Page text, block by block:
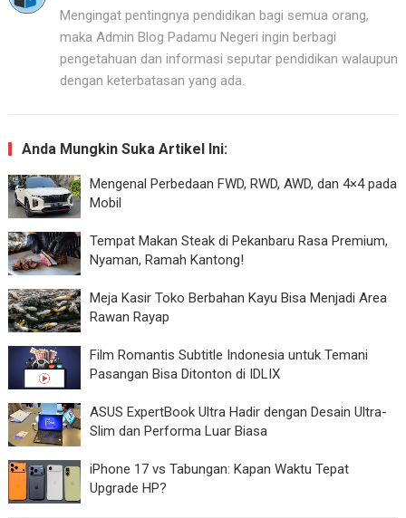
Mengingat pentingnya pendidikan bagi semua orang,
maka Admin Blog Padamu Negeri ingin berbagi
pengetahuan dan informasi seputar pendidikan walaupun
dengan keterbatasan yang ada.
Anda Mungkin Suka Artikel Ini:
Mengenal Perbedaan FWD, RWD, AWD, dan 4×4 pada
Mobil
Tempat Makan Steak di Pekanbaru Rasa Premium,
Nyaman, Ramah Kantong!
Meja Kasir Toko Berbahan Kayu Bisa Menjadi Area
Rawan Rayap
Film Romantis Subtitle Indonesia untuk Temani
Pasangan Bisa Ditonton di IDLIX
ASUS ExpertBook Ultra Hadir dengan Desain Ultra-
Slim dan Performa Luar Biasa
iPhone 17 vs Tabungan: Kapan Waktu Tepat
Upgrade HP?